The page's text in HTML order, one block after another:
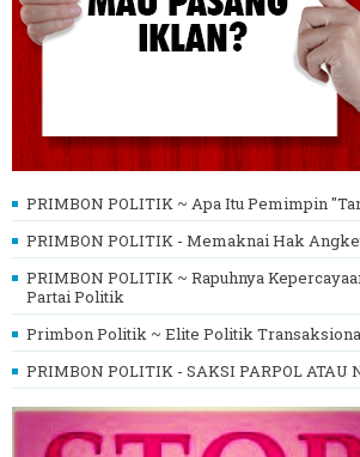
PRIMBON POLITIK ~ Apa Itu Pemimpin
PRIMBON POLITIK - Memaknai Hak
PRIMBON POLITIK ~ Rapuhnya
Partai Politik
Primbon Politik ~ Elite Politik
PRIMBON POLITIK - SAKSI PARPOL ATAU